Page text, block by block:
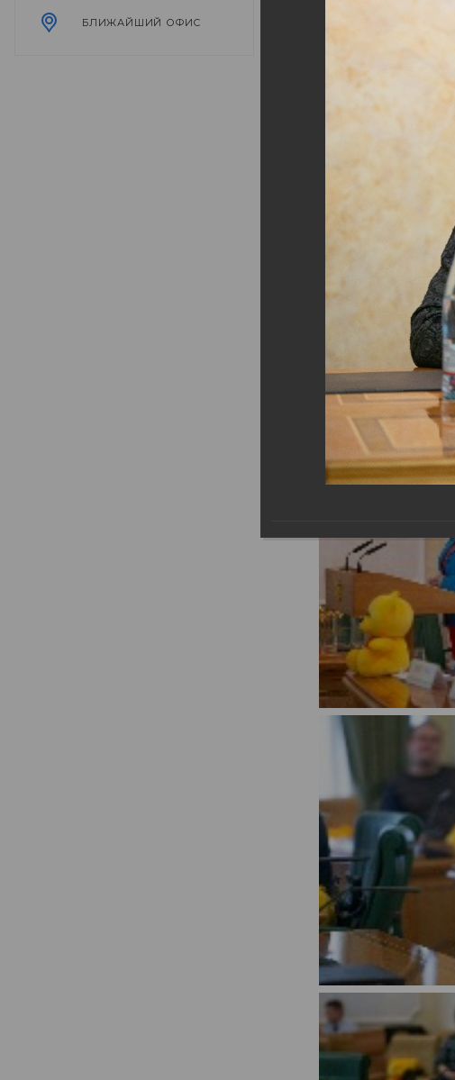
БЛИЖАЙШИЙ ОФИС